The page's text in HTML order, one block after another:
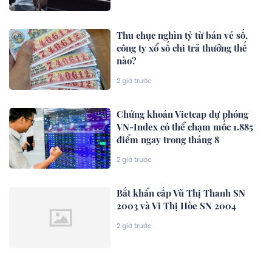
Thu chục nghìn tỷ từ bán vé số,
công ty xổ số chi trả thưởng thế
nào?
2 giờ trước
Chứng khoán Vietcap dự phóng
VN-Index có thể chạm mốc 1.885
điểm ngay trong tháng 8
2 giờ trước
Bắt khẩn cấp Vũ Thị Thanh SN
2003 và Vi Thị Hòe SN 2004
2 giờ trước